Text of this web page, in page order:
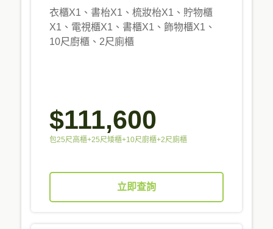
衣櫃X1、書枱X1、梳妝枱X1、貯物櫃
X1、電視櫃X1、書櫃X1、飾物櫃X1、
10尺廚櫃、2尺廁櫃
$111,600
包25尺高櫃+25尺矮櫃+10尺廚櫃+2尺廁櫃
立即查詢